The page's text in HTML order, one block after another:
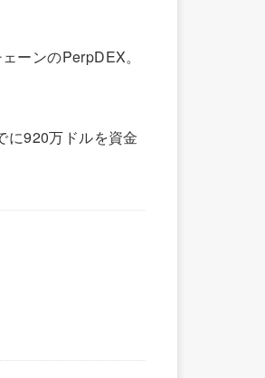
ーンのPerpDEX。
に920万ドルを資金